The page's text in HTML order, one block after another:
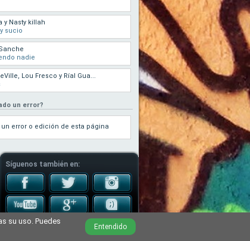
y Nasty killah
sucio
nadie
Lou Fresco y Ríal Gua...
un error?
un error o edición de esta página
Síguenos también en:
Hip Hop Desarrollo iRealWorks
su uso. Puedes
Entendido